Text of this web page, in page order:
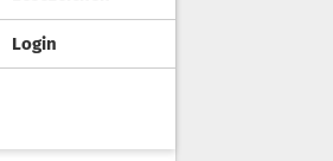
Login